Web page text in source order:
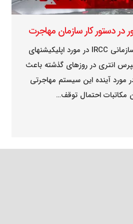
در دستور کار سازمان مهاجرت
انتشار مکاتبات درون سازمانی IRCC در مورد اپلیکیشنهای
انتری در روزهای گذشته باعث
مورد آینده این سیستم مهاجرتی
مکاتبات احتمال توقف…